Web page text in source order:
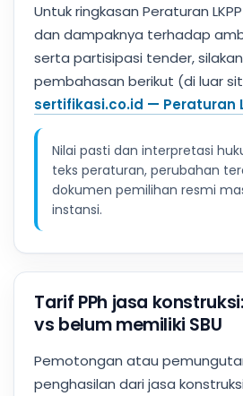
Untuk ringkasan Peraturan LKPP
dan dampaknya terhadap
serta partisipasi tender,
pembahasan berikut (di luar
sertifikasi.co.id — Peraturan
Nilai pasti dan interpretasi
teks peraturan, perubahan
dokumen pemilihan resmi
instansi.
Tarif PPh jasa
vs belum memiliki SBU
Pemotongan atau
penghasilan dari jasa